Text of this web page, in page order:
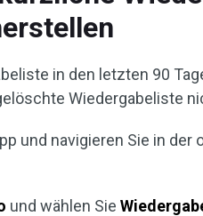
in den letzten 90
Wiedergabeliste
und navigieren Sie in der
und wählen Sie